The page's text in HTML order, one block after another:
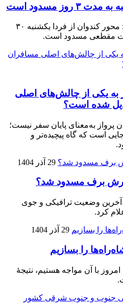
مسدود است
رئیس پلیس راه مازندران گفت: محور کندوان از فردا یکشنبه ۳۰
مقطعی مسدود است.
به یکی از چالش‌های اصلی
شده است؟
پرواز به‌معنای پایان سفر نیست؛
است که گاه پیچیده‌تر و
29 آذر 1404
برف مسدود شد؟
آخرین وضعیت ترافیکی و جوی
کرد.
29 آذر 1404
را بسازیم
با آن مواجه هستیم، نتیجۀ